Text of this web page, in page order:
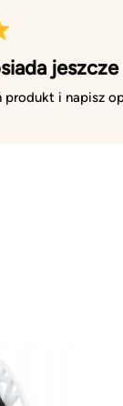
produkt i napisz